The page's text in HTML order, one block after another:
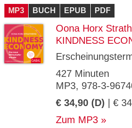
MP3 BUCH EPUB PDF
Oona Horx
KINDNESS
427 Minuten
MP3, 978-3-
€ 34,90 (D) | €
Zum MP3